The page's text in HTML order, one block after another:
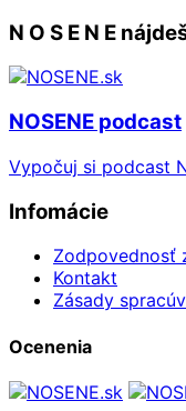
N O S E N E
NOSENE podcast
Vypočuj si podcast
Infomácie
Zodpovednosť
Kontakt
Zásady
Ocenenia